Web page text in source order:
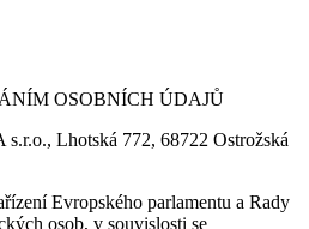
OSOBNÍCH ÚDAJŮ
Lhotská 772, 68722 Ostrožská
Evropského parlamentu a Rady
osob, v souvislosti se